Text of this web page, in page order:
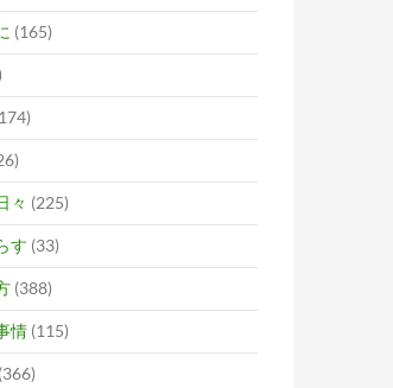
(165)
々 (225)
す (33)
(388)
情 (115)
(366)